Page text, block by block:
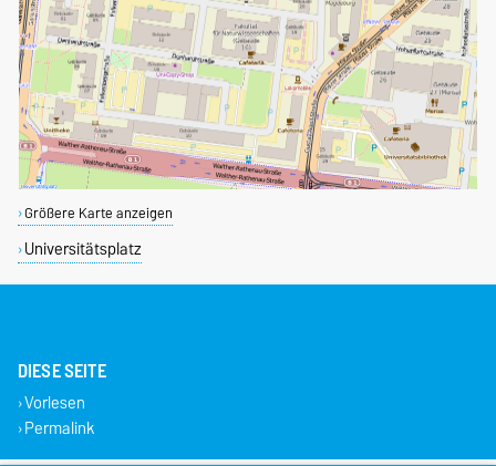
Größere Karte anzeigen
Universitätsplatz
DIESE SEITE
Vorlesen
Permalink